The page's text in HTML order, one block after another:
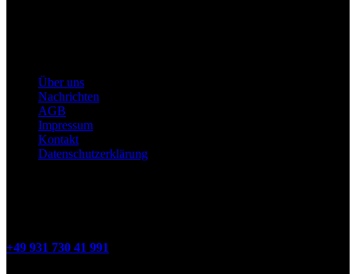
Über uns
Nachrichten
AGB
Impressum
Kontakt
Datenschutzerklärung
+49 931 730 41 991